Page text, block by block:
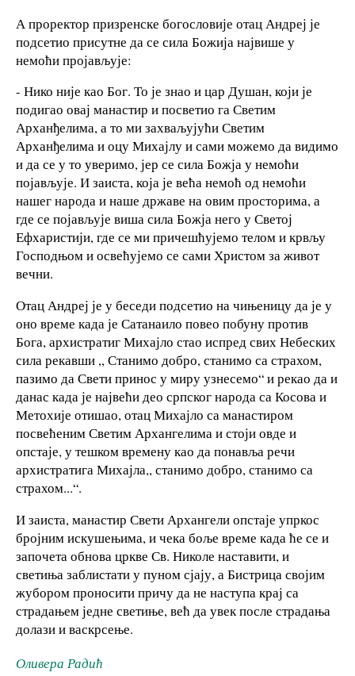
А проректор призренске богословије отац Андреј је
подсетио присутне да се сила Божија највише у
немоћи пројављује:
- Нико није као Бог. То је знао и цар Душан, који је
подигао овај манастир и посветио га Светим
Арханђелима, а то ми захваљујући Светим
Арханђелима и оцу Михајлу и сами можемо да видимо
и да се у то уверимо, јер се сила Божја у немоћи
појављује. И заиста, која је већа немоћ од немоћи
нашег народа и наше државе на овим просторима, а
где се појављује виша сила Божја него у Светој
Ефхаристији, где се ми причешћујемо телом и крвљу
Господњом и освећујемо се сами Христом за живот
вечни.
Отац Андреј је у беседи подсетио на чињеницу да је у
оно време када је Сатанаило повео побуну против
Бога, архистратиг Михајло стао испред свих Небеских
сила рекавши ,, Станимо добро, станимо са страхом,
пазимо да Свети принос у миру узнесемо“ и рекао да и
данас када је највећи део српског народа са Косова и
Метохије отишао, отац Михајло са манастиром
посвећеним Светим Архангелима и стоји овде и
опстаје, у тешком времену као да понавља речи
архистратига Михајла,, станимо добро, станимо са
страхом...“.
И заиста, манастир Свети Архангели опстаје упркос
бројним искушењима, и чека боље време када ће се и
започета обнова цркве Св. Николе наставити, и
светиња заблистати у пуном сјају, а Бистрица својим
жубором проносити причу да не наступа крај са
страдањем једне светиње, већ да увек после страдања
долази и васкрсење.
Оливера Радић